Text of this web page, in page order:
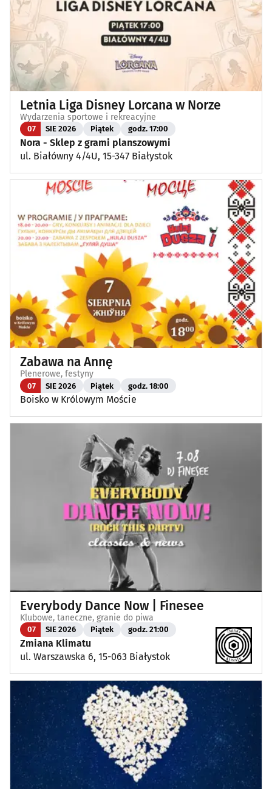
Letnia Liga Disney Lorcana w Norze
Wydarzenia sportowe i rekreacyjne
07 SIE 2026 Piątek godz. 17:00
Nora - Sklep z grami planszowymi
ul. Białówny 4/4U, 15-347 Białystok
Zabawa na Annę
Plenerowe, festyny
07 SIE 2026 Piątek godz. 18:00
Boisko w Królowym Moście
Everybody Dance Now | Finesee
Klubowe, taneczne, granie do piwa
07 SIE 2026 Piątek godz. 21:00
Zmiana Klimatu
ul. Warszawska 6, 15-063 Białystok